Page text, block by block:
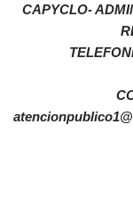
CAPYCLO-